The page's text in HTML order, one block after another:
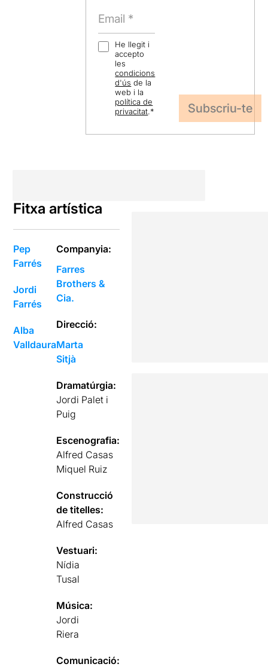
He llegit i
accepto
les
condicions
d'ús de la
web i la
política de
privacitat.*
Fitxa artística
Pep
Farrés
Jordi
Farrés
Alba
Valldaura
Companyia:
Farres
Brothers &
Cia.
Direcció:
Marta
Sitjà
Dramatúrgia:
Jordi Palet i
Puig
Escenografia:
Alfred Casas
Miquel Ruiz
Construcció
de titelles:
Alfred Casas
Vestuari:
Nídia
Tusal
Música:
Jordi
Riera
Comunicació: